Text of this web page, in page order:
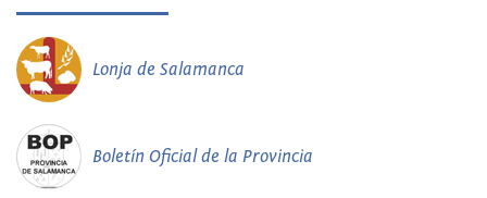
Lonja de Salamanca
Boletín Oficial de la Provincia